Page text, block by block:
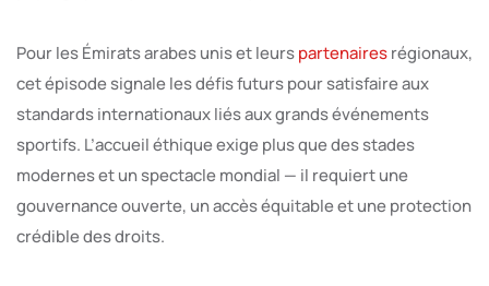
Pour les Émirats arabes unis et leurspartenairesrégionaux,
cet épisode signale les défis futurs pour satisfaire aux
standards internationaux liés aux grands événements
sportifs. L’accueil éthique exige plus que des stades
modernes et un spectacle mondial — il requiert une
gouvernance ouverte, un accès équitable et une protection
crédible des droits.